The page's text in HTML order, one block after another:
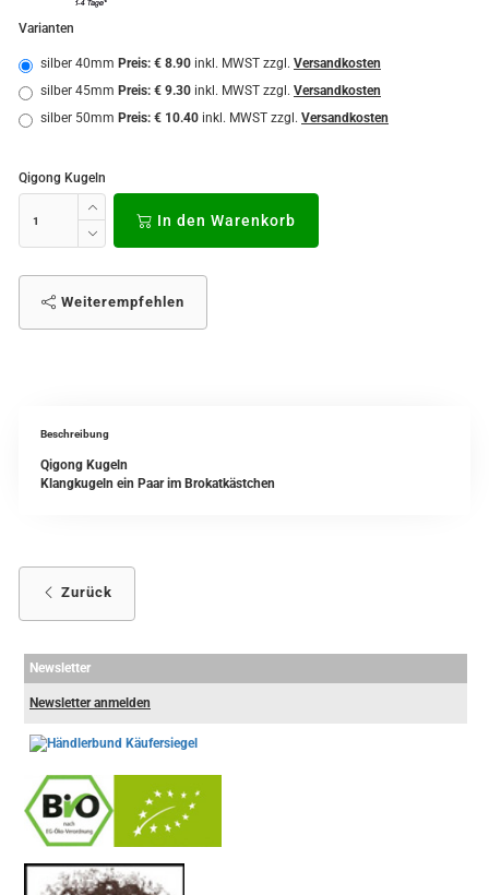
Varianten
silber 40mm Preis: € 8.90 inkl. MWST zzgl. Versandkosten
silber 45mm Preis: € 9.30 inkl. MWST zzgl. Versandkosten
silber 50mm Preis: € 10.40 inkl. MWST zzgl. Versandkosten
Qigong Kugeln
In den Warenkorb
Weiterempfehlen
Beschreibung
Qigong Kugeln
Klangkugeln ein Paar im Brokatkästchen
Zurück
Newsletter
Newsletter anmelden